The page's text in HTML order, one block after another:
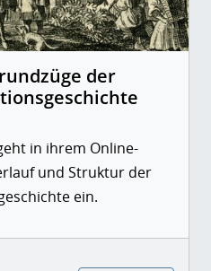
der
in ihrem Online-
und Struktur der
ein.